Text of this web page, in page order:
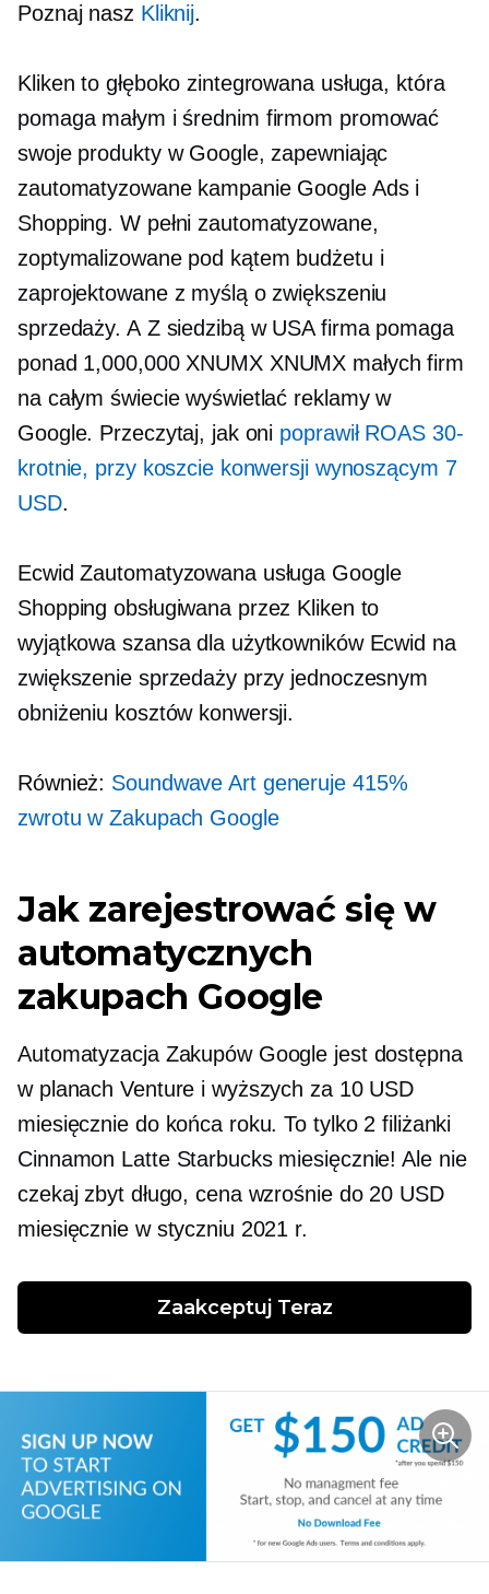
Poznaj nasz Kliknij.
Kliken to głęboko zintegrowana usługa, która
pomaga małym i średnim firmom promować
swoje produkty w Google, zapewniając
zautomatyzowane kampanie Google Ads i
Shopping. W pełni zautomatyzowane,
zoptymalizowane pod kątem budżetu i
zaprojektowane z myślą o zwiększeniu
sprzedaży. A Z siedzibą w USAfirma pomaga
ponad 1,000,000 XNUMX XNUMX małych firm
na całym świecie wyświetlać reklamy w
Google. Przeczytaj, jak oni poprawił ROAS 30-
krotnie, przy koszcie konwersji wynoszącym 7
USD.
Ecwid Zautomatyzowana usługa Google
Shopping obsługiwana przez Kliken to
wyjątkowa szansa dla użytkowników Ecwid na
zwiększenie sprzedaży przy jednoczesnym
obniżeniu kosztów konwersji.
Również: Soundwave Art generuje 415%
zwrotu w Zakupach Google
Jak zarejestrować się w
automatycznych
zakupach Google
Automatyzacja Zakupów Google jest dostępna
w planach Venture i wyższych za 10 USD
miesięcznie do końca roku. To tylko 2 filiżanki
Cinnamon Latte Starbucks miesięcznie! Ale nie
czekaj zbyt długo, cena wzrośnie do 20 USD
miesięcznie w styczniu 2021 r.
Zaakceptuj Teraz